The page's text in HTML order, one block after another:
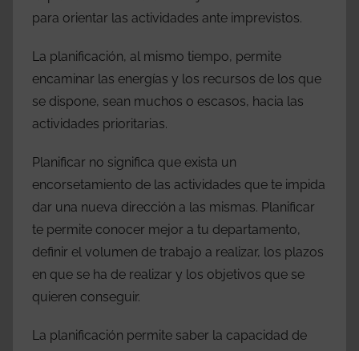
para orientar las actividades ante imprevistos.
La planificación, al mismo tiempo, permite
encaminar las energías y los recursos de los que
se dispone, sean muchos o escasos, hacia las
actividades prioritarias.
Planificar no significa que exista un
encorsetamiento de las actividades que te impida
dar una nueva dirección a las mismas. Planificar
te permite conocer mejor a tu departamento,
definir el volumen de trabajo a realizar, los plazos
en que se ha de realizar y los objetivos que se
quieren conseguir.
La planificación permite saber la capacidad de